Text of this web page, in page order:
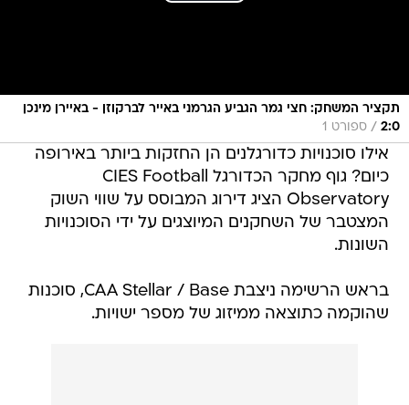
תקציר המשחק: חצי גמר הגביע הגרמני באייר לברקוזן - באיירן מינכן
2:0
/ ספורט 1
אילו סוכנויות כדורגלנים הן החזקות ביותר באירופה
כיום? גוף מחקר הכדורגל CIES Football
Observatory הציג דירוג המבוסס על שווי השוק
המצטבר של השחקנים המיוצגים על ידי הסוכנויות
השונות.
בראש הרשימה ניצבת CAA Stellar / Base, סוכנות
שהוקמה כתוצאה ממיזוג של מספר ישויות.